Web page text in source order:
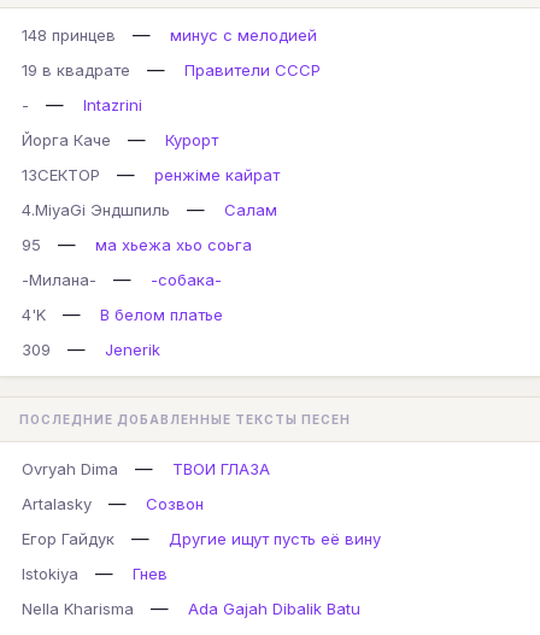
148 принцев —
минус с мелодией
19 в квадрате
—
Правители СССР
-
—
Intazrini
Йорга Каче
—
Курорт
13СЕКТОР
—
ренжіме кайрат
4.MiyaGi Эндшпиль
—
Салам
95
—
ма хьежа хьо соьга
-Милана-
—
-собака-
4'K
—
В белом платье
309
— Jenerik
ПОСЛЕДНИЕ ДОБАВЛЕННЫЕ ТЕКСТЫ ПЕСЕН
Ovryah Dima —
ТВОИ ГЛАЗА
Artalasky
—
Созвон
Егор Гайдук
—
Другие ищут пусть её вину
Istokiya
—
Гнев
Nella Kharisma
— Ada Gajah Dibalik Batu